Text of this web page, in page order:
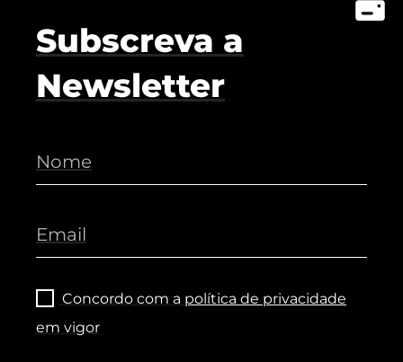
Subscreva a
Newsletter
Concordo com a política de privacidade
em vigor